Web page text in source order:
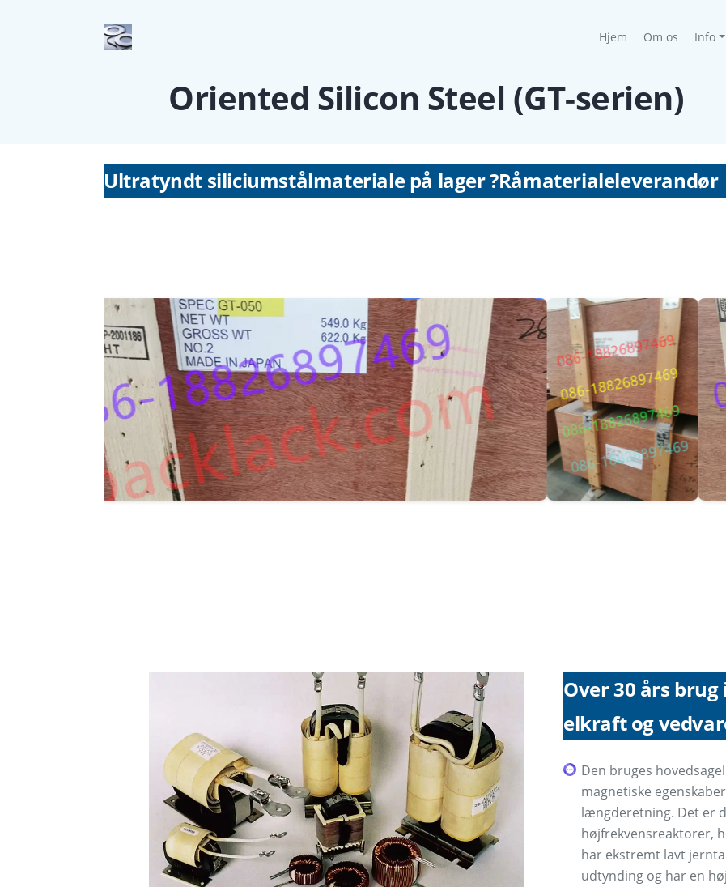
Hjem (current)
Om os Info
Oriented Silicon Steel (GT-serien)
Ultratyndt siliciumstålmateriale på lager ?Råmaterialeleverandør
Over 30 års
elkraft og
Den bruges
magnetiske
længderetning. Det er
højfrekvensreaktorer,
har ekstremt lavt
udtynding og har en